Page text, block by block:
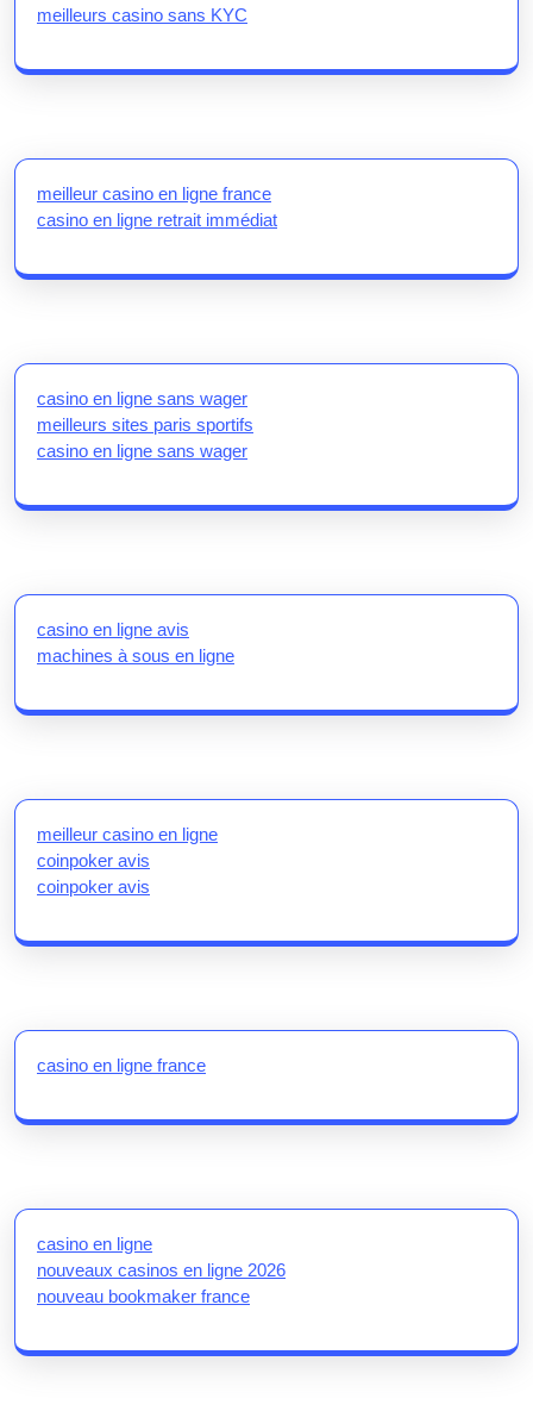
meilleurs casino sans KYC
meilleur casino en ligne france
casino en ligne retrait immédiat
casino en ligne sans wager
meilleurs sites paris sportifs
casino en ligne sans wager
casino en ligne avis
machines à sous en ligne
meilleur casino en ligne
coinpoker avis
coinpoker avis
casino en ligne france
casino en ligne
nouveaux casinos en ligne 2026
nouveau bookmaker france